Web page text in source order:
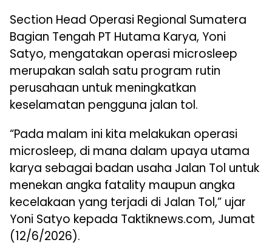
Section Head Operasi Regional Sumatera
Bagian Tengah PT Hutama Karya, Yoni
Satyo, mengatakan operasi microsleep
merupakan salah satu program rutin
perusahaan untuk meningkatkan
keselamatan pengguna jalan tol.
“Pada malam ini kita melakukan operasi
microsleep, di mana dalam upaya utama
karya sebagai badan usaha Jalan Tol untuk
menekan angka fatality maupun angka
kecelakaan yang terjadi di Jalan Tol,” ujar
Yoni Satyo kepada Taktiknews.com, Jumat
(12/6/2026).